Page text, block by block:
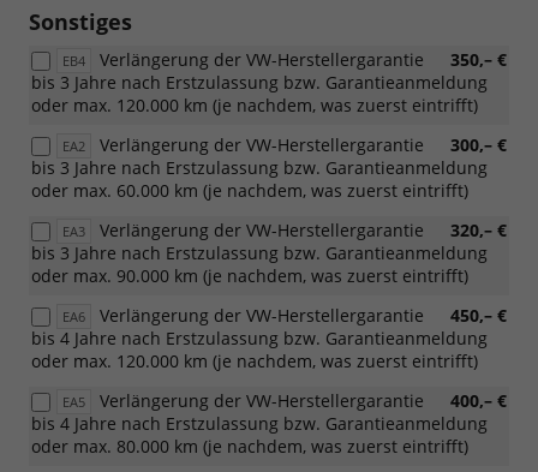
kW)
Sonstiges
EB4 350,– €
Verlängerung der VW-Herstellergarantie
bis 3 Jahre nach Erstzulassung bzw. Garantieanmeldung
oder max. 120.000 km (je nachdem, was zuerst eintrifft)
EA2 300,– €
Verlängerung der VW-Herstellergarantie
bis 3 Jahre nach Erstzulassung bzw. Garantieanmeldung
oder max. 60.000 km (je nachdem, was zuerst eintrifft)
EA3 320,– €
Verlängerung der VW-Herstellergarantie
bis 3 Jahre nach Erstzulassung bzw. Garantieanmeldung
oder max. 90.000 km (je nachdem, was zuerst eintrifft)
EA6 450,– €
Verlängerung der VW-Herstellergarantie
bis 4 Jahre nach Erstzulassung bzw. Garantieanmeldung
oder max. 120.000 km (je nachdem, was zuerst eintrifft)
EA5 400,– €
Verlängerung der VW-Herstellergarantie
bis 4 Jahre nach Erstzulassung bzw. Garantieanmeldung
oder max. 80.000 km (je nachdem, was zuerst eintrifft)